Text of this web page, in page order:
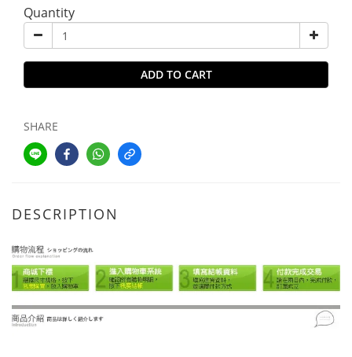
Quantity
ADD TO CART
SHARE
DESCRIPTION